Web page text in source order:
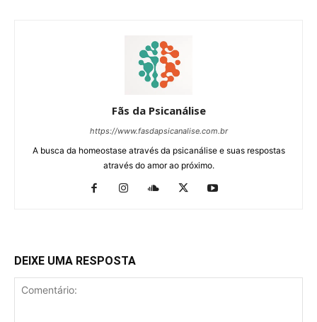
Fãs da Psicanálise
https://www.fasdapsicanalise.com.br
A busca da homeostase através da psicanálise e suas respostas
através do amor ao próximo.
DEIXE UMA RESPOSTA